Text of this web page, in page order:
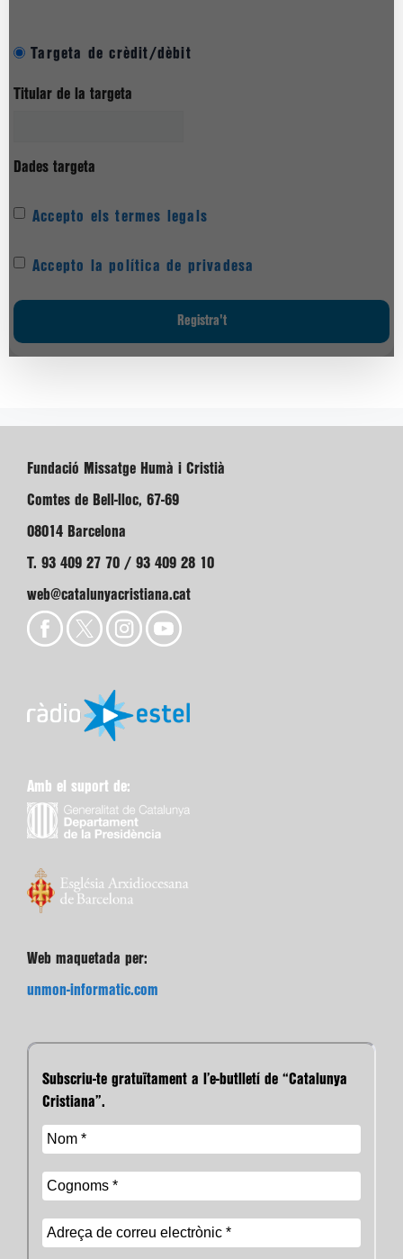
Targeta de crèdit/dèbit
Titular de la targeta
Dades targeta
Accepto els termes legals
Accepto la política de privadesa
Fundació Missatge Humà i Cristià
Comtes de Bell-lloc, 67-69
08014 Barcelona
T. 93 409 27 70 / 93 409 28 10
web@catalunyacristiana.cat
Amb el suport de:
Web maquetada per:
unmon-informatic.com
Subscriu-te gratuïtament a l’e-butlletí de “Catalunya
Cristiana”.